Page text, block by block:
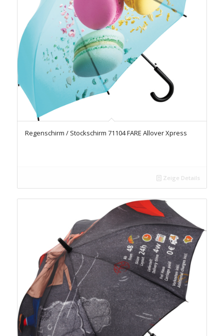
Regenschirm / Stockschirm 71104 FARE Allover Xpress
Zeige Details